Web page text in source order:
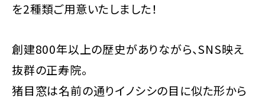
を2種類ご用意いたしました！
創建800年以上の歴史がありながら、SNS映え
抜群の正寿院。
猪目窓は名前の通りイノシシの目に似た形から